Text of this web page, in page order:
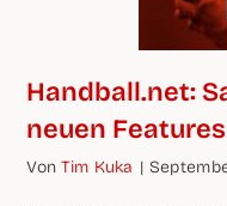
Handball.net:
neu­en Features
VonTim Kuka |